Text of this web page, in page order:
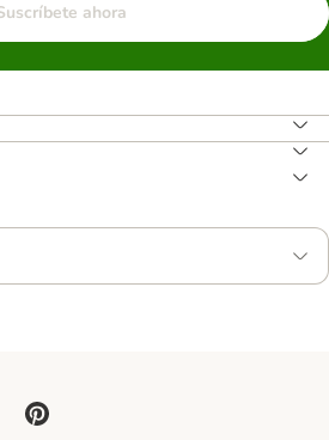
ahora